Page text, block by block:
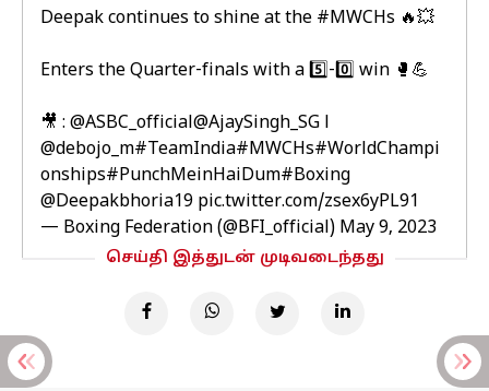
Deepak continues to shine at the #MWCHs 🔥💥
Enters the Quarter-finals with a 5️⃣-0️⃣ win 🥊💪
🎥 : @ASBC_official@AjaySingh_SG l
@debojo_m#TeamIndia#MWCHs#WorldChampi
onships#PunchMeinHaiDum#Boxing
@Deepakbhoria19 pic.twitter.com/zsex6yPL91
— Boxing Federation (@BFI_official) May 9, 2023
செய்தி இத்துடன் முடிவடைந்தது